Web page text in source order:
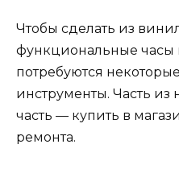
Чтобы сделать из
функциональные часы
потребуются
инструменты. Часть
часть — купить в
ремонта.